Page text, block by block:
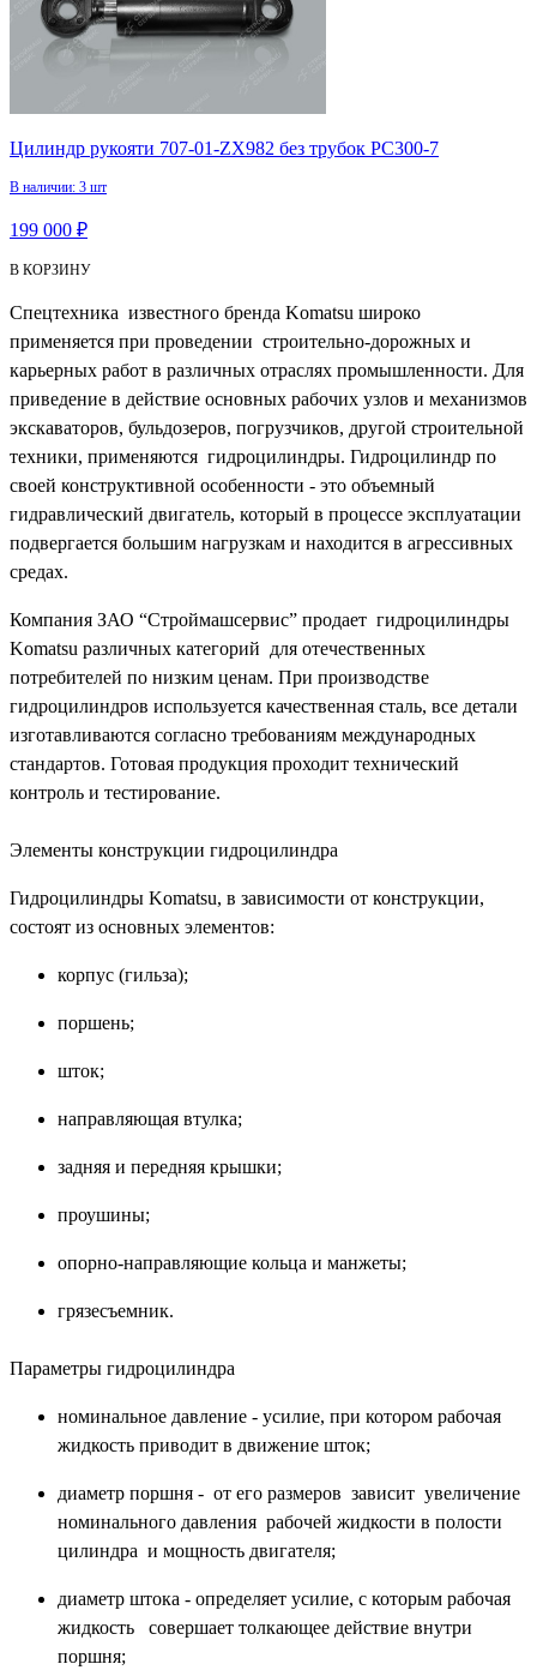
Цилиндр рукояти 707-01-ZX982 без трубок PC300-7
В наличии: 3 шт
199 000 ₽
В КОРЗИНУ
Спецтехника известного бренда Komatsu широко
применяется при проведении строительно-дорожных и
карьерных работ в различных отраслях промышленности. Для
приведение в действие основных рабочих узлов и механизмов
экскаваторов, бульдозеров, погрузчиков, другой строительной
техники, применяются гидроцилиндры. Гидроцилиндр по
своей конструктивной особенности - это объемный
гидравлический двигатель, который в процессе эксплуатации
подвергается большим нагрузкам и находится в агрессивных
средах.
Компания ЗАО “Строймашсервис” продает гидроцилиндры
Komatsu различных категорий для отечественных
потребителей по низким ценам. При производстве
гидроцилиндров используется качественная сталь, все детали
изготавливаются согласно требованиям международных
стандартов. Готовая продукция проходит технический
контроль и тестирование.
Элементы конструкции гидроцилиндра
Гидроцилиндры Komatsu, в зависимости от конструкции,
состоят из основных элементов:
корпус (гильза);
поршень;
шток;
направляющая втулка;
задняя и передняя крышки;
проушины;
опорно-направляющие кольца и манжеты;
грязесъемник.
Параметры гидроцилиндра
номинальное давление - усилие, при котором рабочая
жидкость приводит в движение шток;
диаметр поршня - от его размеров зависит увеличение
номинального давления рабочей жидкости в полости
цилиндра и мощность двигателя;
диаметр штока - определяет усилие, с которым рабочая
жидкость совершает толкающее действие внутри
поршня;